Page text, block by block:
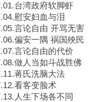
台湾政府软脚虾
慰安妇血与泪
言论自由 开骂无害
偏安一隅 祸国殃民
言论自由的代价
做人当如斗战胜佛
蒋氏洗脑大法
看客变脸术
人生下场各不同